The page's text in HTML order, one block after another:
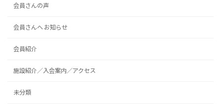
会員さんの声
会員さんへ お知らせ
会員紹介
施設紹介／入会案内／アクセス
未分類